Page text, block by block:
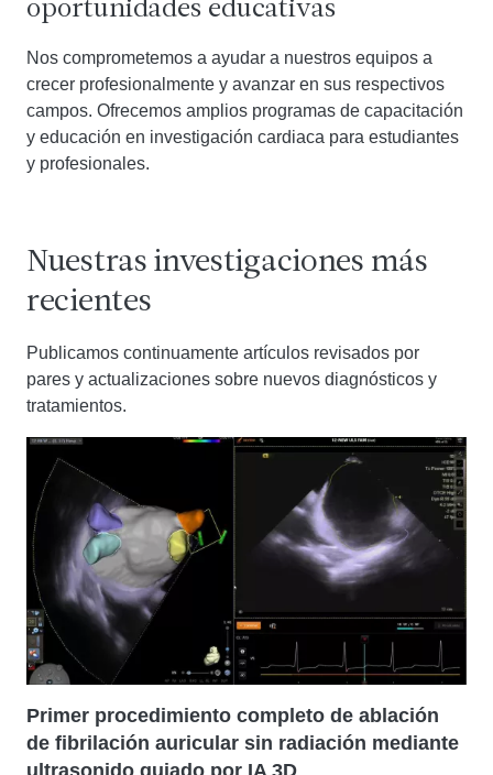
oportunidades educativas
Nos comprometemos a ayudar a nuestros equipos a
crecer profesionalmente y avanzar en sus respectivos
campos. Ofrecemos amplios programas de capacitación
y educación en investigación cardiaca para estudiantes
y profesionales.
Nuestras investigaciones más
recientes
Publicamos continuamente artículos revisados ​​por
pares y actualizaciones sobre nuevos diagnósticos y
tratamientos.
Primer procedimiento completo de ablación
de fibrilación auricular sin radiación mediante
ultrasonido guiado por IA 3D